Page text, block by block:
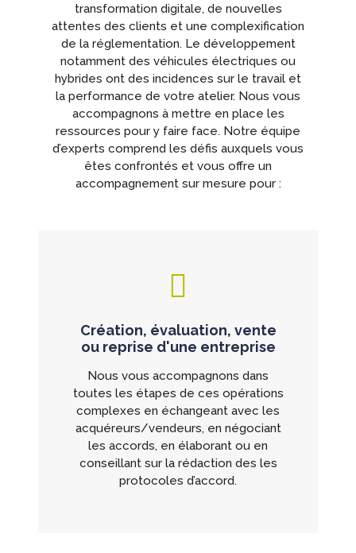
transformation digitale, de nouvelles
attentes des clients et une complexification
de la réglementation. Le développement
notamment des véhicules électriques ou
hybrides ont des incidences sur le travail et
la performance de votre atelier. Nous vous
accompagnons à mettre en place les
ressources pour y faire face. Notre équipe
d’experts comprend les défis auxquels vous
êtes confrontés et vous offre un
accompagnement sur mesure pour :
Création, évaluation, vente
ou reprise d'une entreprise
Nous vous accompagnons dans
toutes les étapes de ces opérations
complexes en échangeant avec les
acquéreurs/vendeurs, en négociant
les accords, en élaborant ou en
conseillant sur la rédaction des les
protocoles d’accord.